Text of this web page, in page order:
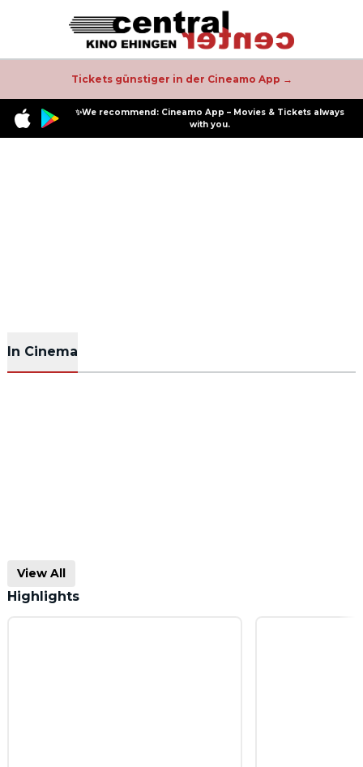
Tickets günstiger in der Cineamo App →
✨We recommend: Cineamo App – Movies & Tickets always
with you.
In Cinema
View All
Highlights